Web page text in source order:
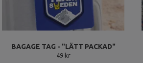
BAGAGE TAG - "LÄTT PACKAD"
49 kr